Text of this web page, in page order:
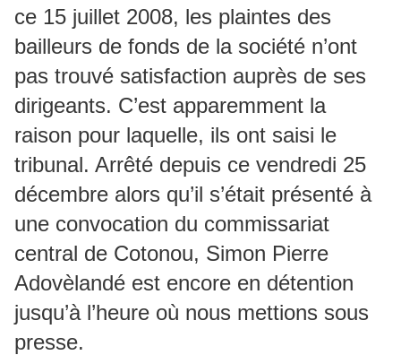
ce 15 juillet 2008, les plaintes des
bailleurs de fonds de la société n’ont
pas trouvé satisfaction auprès de ses
dirigeants. C’est apparemment la
raison pour laquelle, ils ont saisi le
tribunal. Arrêté depuis ce vendredi 25
décembre alors qu’il s’était présenté à
une convocation du commissariat
central de Cotonou, Simon Pierre
Adovèlandé est encore en détention
jusqu’à l’heure où nous mettions sous
presse.